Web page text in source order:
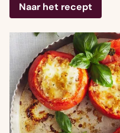
Naar het recept